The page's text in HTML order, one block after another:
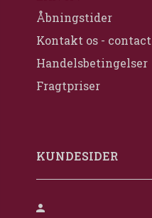
Åbningstider
Kontakt os - contact
Handelsbetingelser
Fragtpriser
KUNDESIDER